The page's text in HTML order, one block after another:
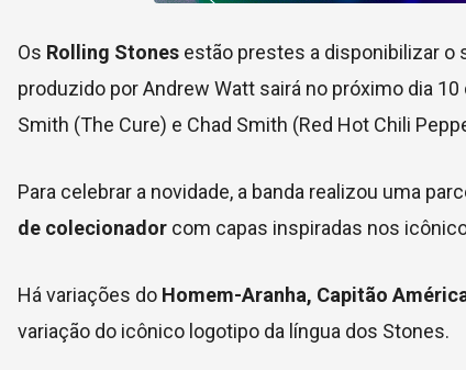
Os Rolling Stones estão prestes a disponibilizar o
produzido por Andrew Watt sairá no próximo dia
Smith (The Cure) e Chad Smith (Red Hot Chili
Para celebrar a novidade, a banda realizou uma
de colecionador com capas inspiradas nos
Há variações do Homem-Aranha, Capitão
variação do icônico logotipo da língua dos Stones.